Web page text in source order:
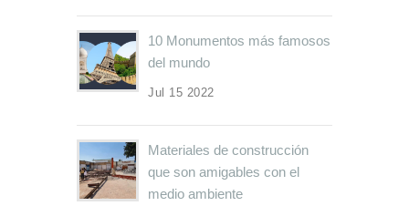
10 Monumentos más famosos
del mundo
Jul 15 2022
Materiales de construcción
que son amigables con el
medio ambiente